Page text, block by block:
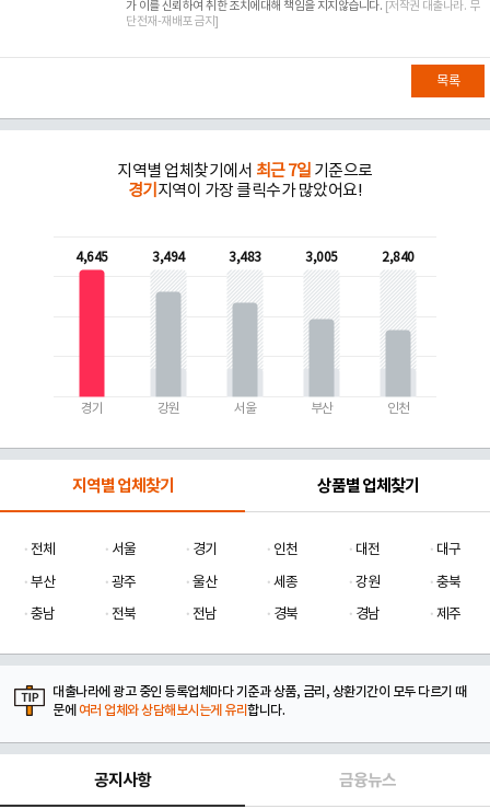
가 이를 신뢰하여 취한 조치에대해 책임을 지지않습니다. [저작권 대출나라. 무
단전재-재배포 금지]
목록
지역별 업체찾기에서 최근 7일 기준으로
경기 지역이 가장 클릭수가 많았어요!
4,645
경기
3,494
강원
3,483
서울
3,005
부산
2,840
인천
지역별 업체찾기 상품별 업체찾기
전체 서울 경기 인천 대전
대구
부산
광주 울산 세종 강원
충북
충남
전북 전남 경북 경남 제주
대출나라에 광고 중인 등록업체마다 기준과 상품, 금리, 상환기간이 모두 다르기 때
문에 여러 업체와 상담해보시는게 유리합니다.
공지사항 금융뉴스